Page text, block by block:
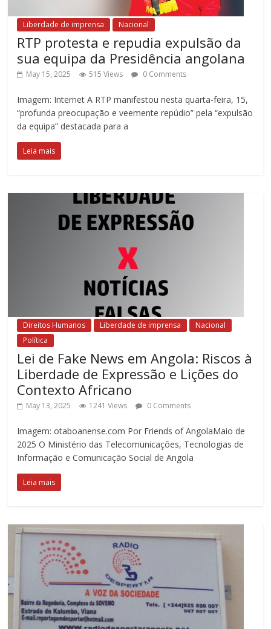
Liberdade de imprensa Nacional
RTP protesta e repudia expulsão da
sua equipa da Presidência angolana
May 15, 2025 515 Views 0 Comments
Imagem: Internet A RTP manifestou nesta quarta-feira, 15,
“profunda preocupação e veemente repúdio” pela “expulsão
da equipa” destacada para a
Leia mais
Direitos Humanos Liberdade de imprensa
Nacional
Política
Lei de Fake News em Angola: Riscos à
Liberdade de Expressão e Lições do
Contexto Africano
May 13, 2025 1241 Views 0 Comments
Imagem: otaboanense.com Por Friends of AngolaMaio de
2025 O Ministério das Telecomunicações, Tecnologias de
Informação e Comunicação Social de Angola
Leia mais